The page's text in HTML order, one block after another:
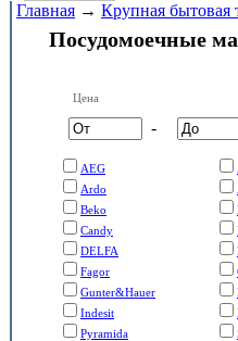
Главная → Крупная бытовая
Посудомоечные
Цена
-
AEG
Ardo
Beko
Candy
DELFA
Fagor
Gunter&Hauer
Indesit
Pyramida